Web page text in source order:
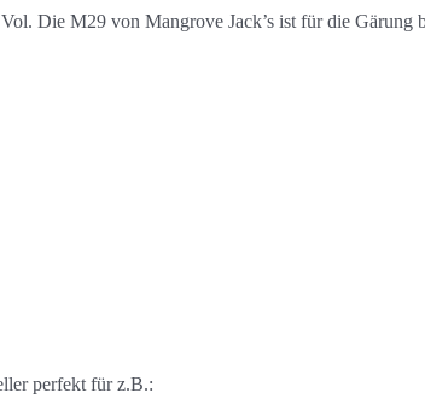
Die M29 von Mangrove Jack’s ist für die Gärung
perfekt für z.B.: